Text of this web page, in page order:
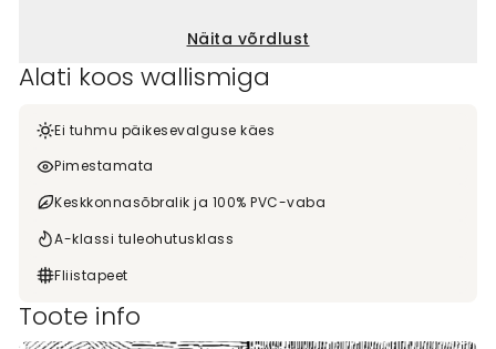
Näita võrdlust
Alati koos wallismiga
Ei tuhmu päikesevalguse käes
Pimestamata
Keskkonnasõbralik ja 100% PVC-vaba
A-klassi tuleohutusklass
Fliistapeet
Toote info